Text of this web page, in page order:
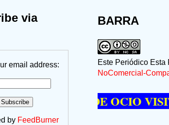
BARRA
Este Periódico Esta
NoComercial-
DE OCIO VISITA
via
email address:
by FeedBurner